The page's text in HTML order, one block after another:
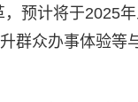
，预计将于2025
群众办事体验等